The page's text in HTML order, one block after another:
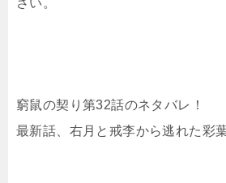
さい。
窮鼠の契り第32話のネタバレ！
最新話、右月と戒李から逃れた彩